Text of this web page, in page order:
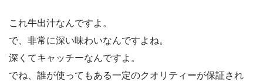
これ牛出汁なんですよ。
で、非常に深い味わいなんですよね。
深くてキャッチーなんですよ。
でね、誰が使ってもある一定のクオリティーが保証され